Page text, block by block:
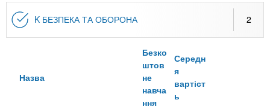
K БЕЗПЕКА ТА ОБОРОНА 2
Назва
Безко
штов
не
навча
ння
Середн
я
вартіст
ь